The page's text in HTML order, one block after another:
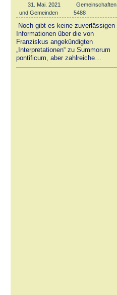
31. Mai. 2021
Gemeinschaften
und Gemeinden
5488
Noch gibt es keine zuverlässigen
Informationen über die von
Franziskus angekündigten
„Interpretationen“ zu Summorum
pontificum, aber zahlreiche…